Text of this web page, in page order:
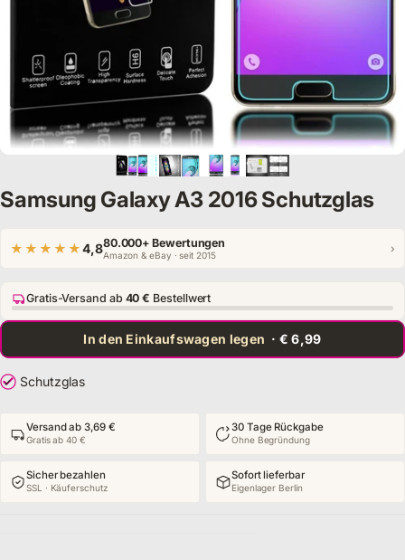
Samsung Galaxy A3 2016 Schutzglas
★★★★★4,880.000+ Bewertungen
Amazon & eBay · seit 2015 ›
Gratis-Versand ab 40 € Bestellwert
In den Einkaufswagen legen · € 6,99
Schutzglas
Versand ab 3,69 €
Gratis ab 40 €
30 Tage Rückgabe
Ohne Begründung
Sicher bezahlen
SSL · Käuferschutz
Sofort lieferbar
Eigenlager Berlin